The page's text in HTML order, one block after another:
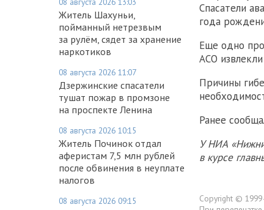
Житель Шахуньи,
пойманный нетрезвым
за рулём, сядет за хранение
наркотиков
08 августа 2026 11:07
Дзержинские спасатели
тушат пожар в промзоне
на проспекте Ленина
08 августа 2026 10:15
Житель Починок отдал
аферистам 7,5 млн рублей
после обвинения в неуплате
налогов
08 августа 2026 09:15
Спасатели
года
Еще одно
АСО
Причины
Ранее
У НИА
в курсе
Copyright ©